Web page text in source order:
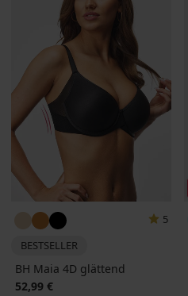
5
BESTSELLER
BH Maia 4D glättend
52,99 €